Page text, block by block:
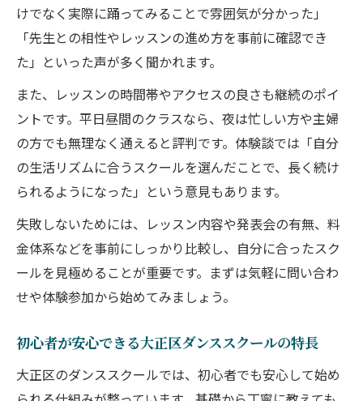
仕事終わりに通いやすいダンススクールの
特徴
大人がダンススクールを継続できる工夫と
は
ダンススクールの通いやすさと選び方のポ
イント
大阪ダンススクールで無理なく続ける方法
大正区で夜レッスンもあるダンススクール
の魅力
発表会参加で味わう達成感と成長のポイント
発表会で得られるダンススクールの達成感
とは
ダンススクールでの発表会参加体験談
発表会がモチベーション向上につながる理
けでなく実際に踊ってみることで雰囲気が分かった」
「先生との相性やレッスンの進め方を事前に確認でき
た」といった声が多く聞かれます。
また、レッスンの時間帯やアクセスの良さも継続のポイ
ントです。平日昼間のクラスなら、夜は忙しい方や主婦
の方でも無理なく通えると評判です。体験談では「自分
の生活リズムに合うスクールを選んだことで、長く続け
られるようになった」という意見もあります。
失敗しないためには、レッスン内容や発表会の有無、料
金体系などを事前にしっかり比較し、自分に合ったスク
ールを見極めることが重要です。まずは気軽に問い合わ
せや体験参加から始めてみましょう。
初心者が安心できる大正区ダンススクールの特長
大正区のダンススクールでは、初心者でも安心して始め